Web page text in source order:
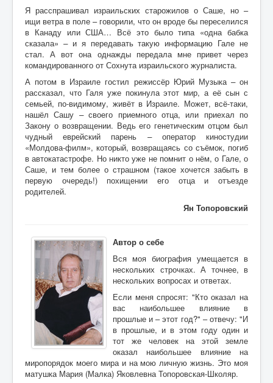
Я расспрашивал израильских старожилов о Саше, но –
ищи ветра в поле – говорили, что он вроде бы переселился
в Канаду или США… Всё это было типа «одна бабка
сказала» –и я передавать такую информацию Гале не
стал. А вот она однажды передала мне привет через
командированного от Сохнута израильского журналиста.
А потом в Израиле гостил режиссёр Юрий Музыка –он
рассказал, что Галя уже покинула этот мир, а её сын с
семьей, по-видимому, живёт в Израиле. Может, всё-таки,
нашёл Сашу –своего приемного отца, или приехал по
Закону о возвращении. Ведь его генетическим отцом был
чудный еврейский парень –оператор киностудии
«Молдова-филм», который, возвращаясь со съёмок, погиб
в автокатастрофе. Но никто уже не помнит о нём, о Гале, о
Саше, и тем более о страшном (такое хочется забыть в
первую очередь!) похищении его отца и отъезде
родителей.
Ян Топоровский
Автор о себе
Вся моя биография умещается в
нескольких строчках. А точнее, в
нескольких вопросах и ответах.
Если меня спросят: "Кто оказал на
вас наибольшее влияние в
прошлые и – этот год?" – отвечу: "И
в прошлые, и в этом году один и
тот же человек на этой земле
оказал наибольшее влияние на
миропорядок моего мира и на мою личную жизнь. Это моя
матушка Мария (Малка) Яковлевна Топоровская-Школяр.